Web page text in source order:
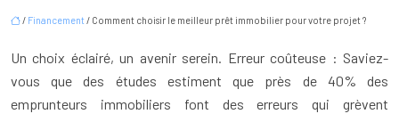
/ Financement/ Comment choisir le meilleur prêt immobilier pour votre projet ?
Un choix éclairé, un avenir serein. Erreur coûteuse : Saviez-
vous que des études estiment que près de 40% des
emprunteurs immobiliers font des erreurs qui grèvent